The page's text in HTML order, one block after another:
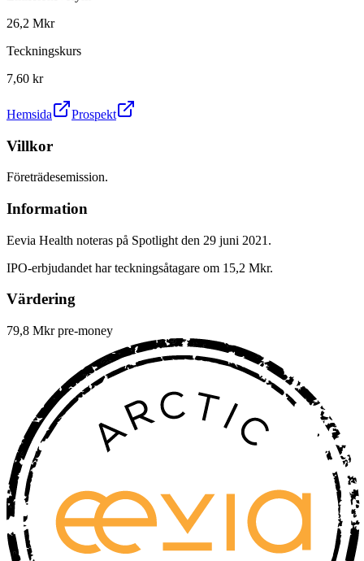
26,2 Mkr
Teckningskurs
7,60 kr
Hemsida Prospekt
Villkor
Företrädesemission.
Information
Eevia Health noteras på Spotlight den 29 juni 2021.
IPO-erbjudandet har teckningsåtagare om 15,2 Mkr.
Värdering
79,8 Mkr pre-money